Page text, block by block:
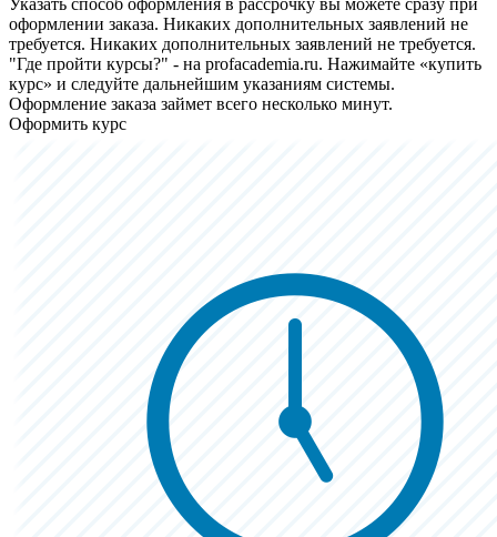
Указать способ оформления в рассрочку вы можете сразу при
оформлении заказа. Никаких дополнительных заявлений не
требуется. Никаких дополнительных заявлений не требуется.
"Где пройти курсы?" - на profacademia.ru. Нажимайте «купить
курс» и следуйте дальнейшим указаниям системы.
Оформление заказа займет всего несколько минут.
Оформить курс